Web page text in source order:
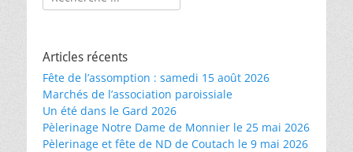
Articles récents
Fête de l’assomption : samedi 15 août 2026
Marchés de l’association paroissiale
Un été dans le Gard 2026
Pèlerinage Notre Dame de Monnier le 25 mai 2026
Pèlerinage et fête de ND de Coutach le 9 mai 2026